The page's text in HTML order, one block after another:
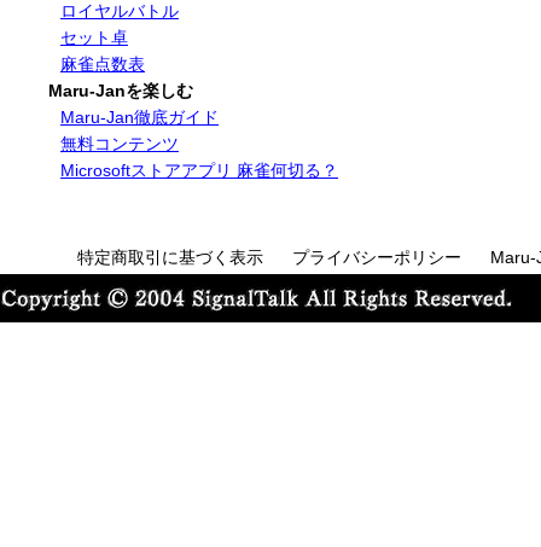
ロイヤルバトル
セット卓
麻雀点数表
Maru-Janを楽しむ
Maru-Jan徹底ガイド
無料コンテンツ
Microsoftストアアプリ 麻雀何切る？
特定商取引に基づく表示 プライバシーポリシー Maru-